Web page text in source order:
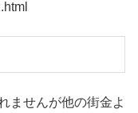
ませんが他の街金よ